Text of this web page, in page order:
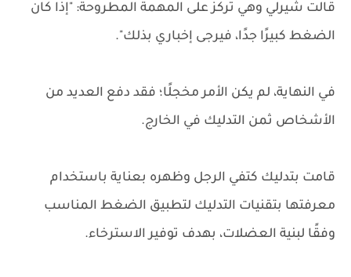
قالت شيرلي وهي تركز على المهمة المطروحة: "إذا كان
الضغط كبيرًا جدًا، فيرجى إخباري بذلك".
في النهاية، لم يكن الأمر مخجلًا؛ فقد دفع العديد من
الأشخاص ثمن التدليك في الخارج.
قامت بتدليك كتفي الرجل وظهره بعناية باستخدام
معرفتها بتقنيات التدليك لتطبيق الضغط المناسب
وفقًا لبنية العضلات، بهدف توفير الاسترخاء.